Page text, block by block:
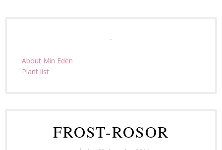
About Min Eden
Plant list
FROST-ROSOR